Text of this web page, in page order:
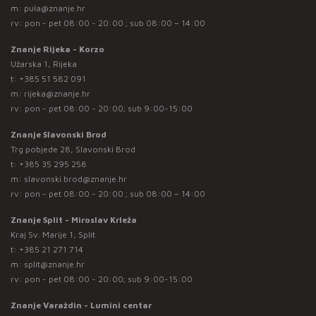
m: pula@znanje.hr
rv: pon - pet 08:00 - 20:00 ; sub 08:00 – 14:00
Znanje Rijeka - Korzo
Užarska 1, Rijeka
t: +385 51 582 091
m: rijeka@znanje.hr
rv: pon - pet 08:00 - 20:00; sub 9:00-15:00
Znanje Slavonski Brod
Trg pobjede 28, Slavonski Brod
t: +385 35 295 258
m: slavonski.brod@znanje.hr
rv: pon - pet 08:00 - 20:00 ; sub 08:00 – 14:00
Znanje Split - Miroslav Krleža
Kraj Sv. Marije 1, Split
t: +385 21 271 714
m: split@znanje.hr
rv: pon - pet 08:00 - 20:00; sub 9:00-15:00
Znanje Varaždin - Lumini centar